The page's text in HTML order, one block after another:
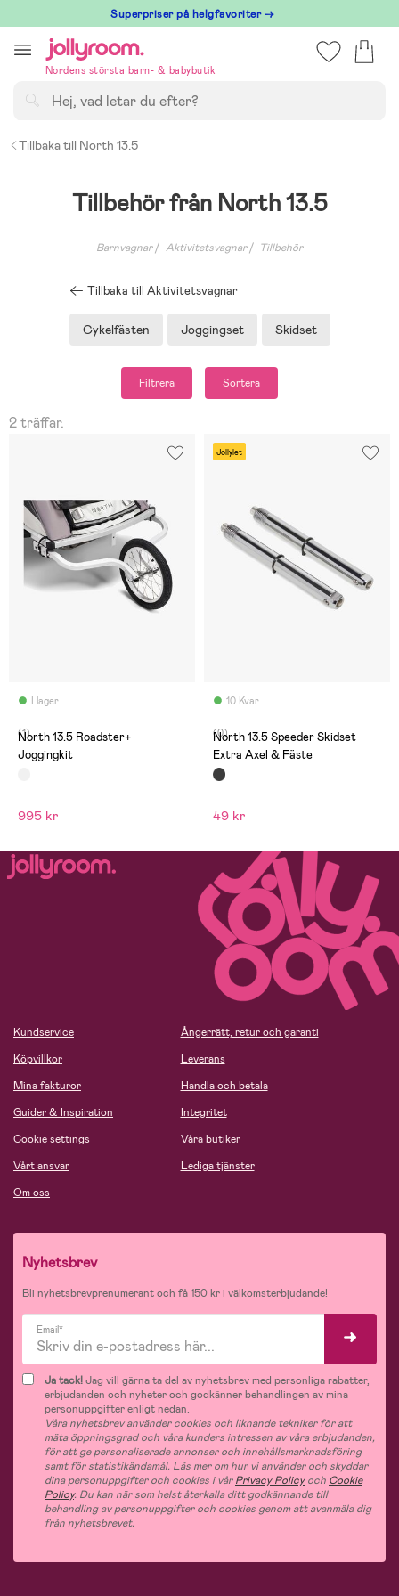
till
innehållet
Superpriser på helgfavoriter →
Nordens största barn- & babybutik
Tillbaka till North 13.5
Tillbehör från North 13.5
Barnvagnar Aktivitetsvagnar Tillbehör
Tillbaka till Aktivitetsvagnar
Cykelfästen Joggingset Skidset
Filtrera Sortera
2 träffar.
I lager
(1)
North 13.5 Roadster+
Joggingkit
995 kr
Jollylet
10 Kvar
(0)
North 13.5 Speeder Skidset
Extra Axel & Fäste
49 kr
Kundservice
Köpvillkor
Mina fakturor
Guider & Inspiration
Cookie settings
Vårt ansvar
Om oss
Ångerrätt, retur och garanti
Leverans
Handla och betala
Integritet
Våra butiker
Lediga tjänster
Nyhetsbrev
Bli nyhetsbrevprenumerant och få 150 kr i välkomsterbjudande!
Email*
Ja tack!Jag vill gärna ta del av nyhetsbrev med personliga rabatter,
erbjudanden och nyheter och godkänner behandlingen av mina
personuppgifter enligt nedan.
Våra nyhetsbrev använder cookies och liknande tekniker för att
mäta öppningsgrad och våra kunders intressen av våra erbjudanden,
för att ge personaliserade annonser och innehållsmarknadsföring
samt för statistikändamål. Läs mer om hur vi använder och skyddar
dina personuppgifter och cookies i vårPrivacy Policyoch Cookie
Policy. Du kan när som helst återkalla ditt godkännande till
behandling av personuppgifter och cookies genom att avanmäla dig
från nyhetsbrevet.